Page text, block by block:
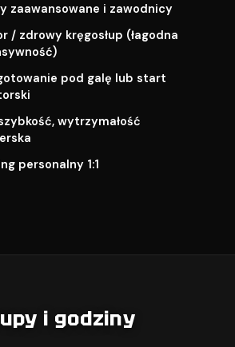
zaawansowane i zawodnicy
/ zdrowy kręgosłup (łagodna
pod galę lub start
wytrzymałość
personalny 1:1
i godziny